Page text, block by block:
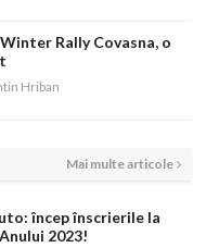
Rally Covasna, o
Hriban
Mai multe articole
încep înscrierile la
2023!